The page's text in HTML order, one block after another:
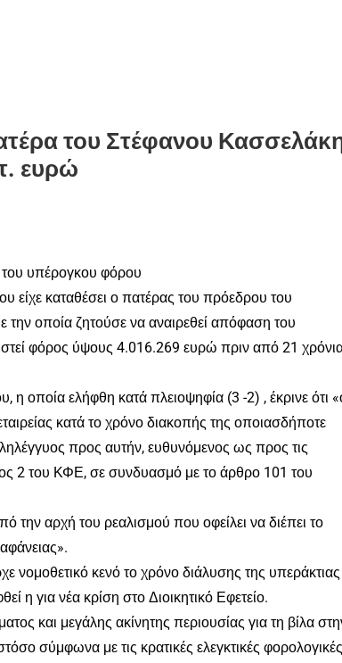
του Στέφανου
ευρώ
υπέρογκου φόρου
είχε καταθέσει ο πατέρας του πρόεδρου του
οποία ζητούσε να αναιρεθεί απόφαση του
φόρος ύψους 4.016.269 ευρώ πριν από 21
οποία ελήφθη κατά πλειοψηφία (3 -2) , έκρινε ότι
κατά το χρόνο διακοπής της οποιασδήποτε
προς αυτήν, ευθυνόμενος ως προς τις
2 του ΚΦΕ, σε συνδυασμό με το άρθρο 101 του
αρχή του ρεαλισμού που οφείλει να διέπει το
νομοθετικό κενό το χρόνο διάλυσης της υπεράκτιας
η για νέα κρίση στο Διοικητικό Εφετείο.
και μεγάλης ακίνητης περιουσίας για τη βίλα
σύμφωνα με τις κρατικές ελεγκτικές φορολογικές